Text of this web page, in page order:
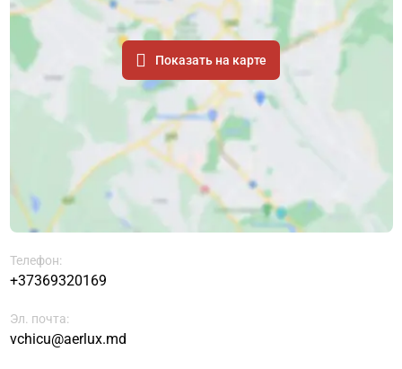
Показать на карте
Телефон:
+37369320169
Эл. почта:
vchicu@aerlux.md